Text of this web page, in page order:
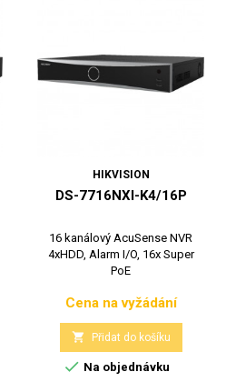
HIKVISION
DS-7716NXI-K4/16P
16 kanálový AcuSense NVR
4xHDD, Alarm I/O, 16x Super
PoE
Cena
Cena na vyžádání
 Přidat do košíku
 Na objednávku